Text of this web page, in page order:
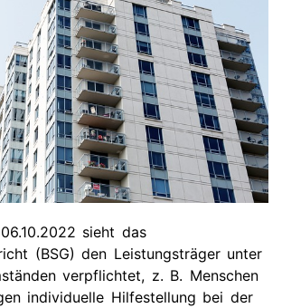
sieht das
(BSG) den Leistungsträger unter
verpflichtet, z. B. Menschen
individuelle Hilfestellung bei der